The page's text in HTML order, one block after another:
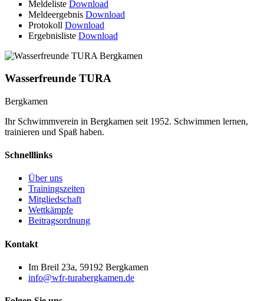
Meldeliste Download
Meldeergebnis Download
Protokoll Download
Ergebnisliste Download
Wasserfreunde TURA
Bergkamen
Ihr Schwimmverein in Bergkamen seit 1952. Schwimmen lernen,
trainieren und Spaß haben.
Schnelllinks
Über uns
Trainingszeiten
Mitgliedschaft
Wettkämpfe
Beitragsordnung
Kontakt
Im Breil 23a, 59192 Bergkamen
info@wfr-turabergkamen.de